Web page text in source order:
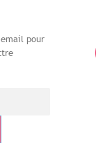
email pour